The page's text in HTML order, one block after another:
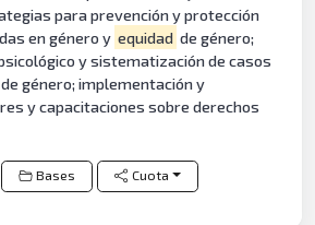
para prevención y protección
en género y equidad de género;
y sistematización de casos
de género; implementación y
y capacitaciones sobre derechos
Bases Cuota